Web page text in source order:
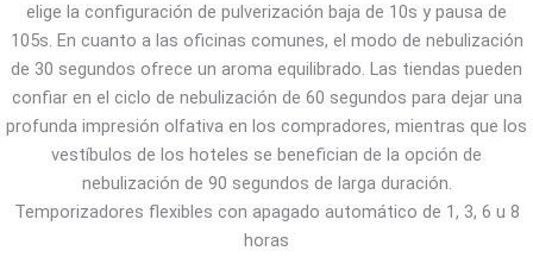
elige la configuración de pulverización baja de 10s y pausa de
105s. En cuanto a las oficinas comunes, el modo de nebulización
de 30 segundos ofrece un aroma equilibrado. Las tiendas pueden
confiar en el ciclo de nebulización de 60 segundos para dejar una
profunda impresión olfativa en los compradores, mientras que los
vestíbulos de los hoteles se benefician de la opción de
nebulización de 90 segundos de larga duración.
Temporizadores flexibles con apagado automático de 1, 3, 6 u 8
horas